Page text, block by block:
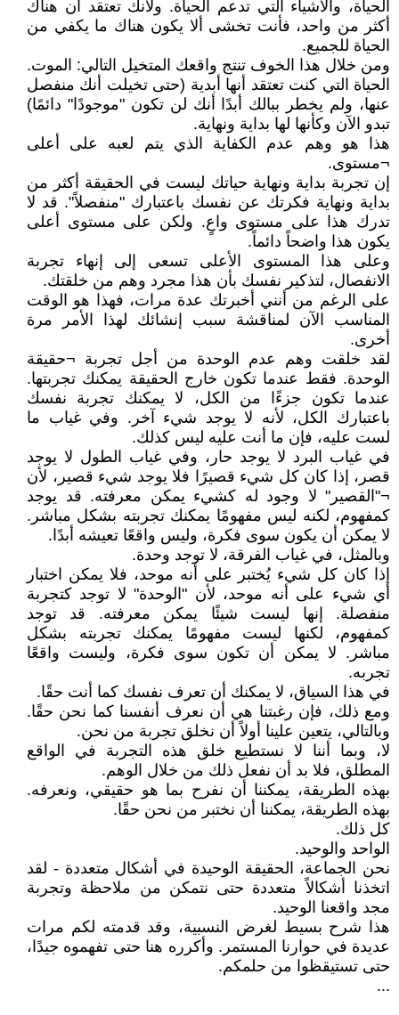
الحياة، والأشياء التي تدعم الحياة. ولأنك تعتقد أن هناك
أكثر من واحد، فأنت تخشى ألا يكون هناك ما يكفي من
الحياة للجميع.
ومن خلال هذا الخوف تنتج واقعك المتخيل التالي: الموت.
الحياة التي كنت تعتقد أنها أبدية (حتى تخيلت أنك منفصل
عنها، ولم يخطر ببالك أبدًا أنك لن تكون "موجودًا" دائمًا)
تبدو الآن وكأنها لها بداية ونهاية.
هذا هو وهم عدم الكفاية الذي يتم لعبه على أعلى
¬مستوى.
إن تجربة بداية ونهاية حياتك ليست في الحقيقة أكثر من
بداية ونهاية فكرتك عن نفسك باعتبارك "منفصلاً". قد لا
تدرك هذا على مستوى واعٍ. ولكن على مستوى أعلى
يكون هذا واضحاً دائماً.
وعلى هذا المستوى الأعلى تسعى إلى إنهاء تجربة
الانفصال، لتذكير نفسك بأن هذا مجرد وهم من خلقتك.
على الرغم من أنني أخبرتك عدة مرات، فهذا هو الوقت
المناسب الآن لمناقشة سبب إنشائك لهذا الأمر مرة
أخرى.
لقد خلقت وهم عدم الوحدة من أجل تجربة ¬حقيقة
الوحدة. فقط عندما تكون خارج الحقيقة يمكنك تجربتها.
عندما تكون جزءًا من الكل، لا يمكنك تجربة نفسك
باعتبارك الكل، لأنه لا يوجد شيء آخر. وفي غياب ما
لست عليه، فإن ما أنت عليه ليس كذلك.
في غياب البرد لا يوجد حار، وفي غياب الطول لا يوجد
قصر، إذا كان كل شيء قصيرًا فلا يوجد شيء قصير، لأن
¬"القصير" لا وجود له كشيء يمكن معرفته. قد يوجد
كمفهوم، لكنه ليس مفهومًا يمكنك تجربته بشكل مباشر.
لا يمكن أن يكون سوى فكرة، وليس واقعًا تعيشه أبدًا.
وبالمثل، في غياب الفرقة، لا توجد وحدة.
إذا كان كل شيء يُختبر على أنه موحد، فلا يمكن اختبار
أي شيء على أنه موحد، لأن "الوحدة" لا توجد كتجربة
منفصلة. إنها ليست شيئًا يمكن معرفته. قد توجد
كمفهوم، لكنها ليست مفهومًا يمكنك تجربته بشكل
مباشر. لا يمكن أن تكون سوى فكرة، وليست واقعًا
تجربه.
في هذا السياق، لا يمكنك أن تعرف نفسك كما أنت حقًا.
ومع ذلك، فإن رغبتنا هي أن نعرف أنفسنا كما نحن حقًا.
وبالتالي، يتعين علينا أولاً أن نخلق تجربة من نحن.
لا، وبما أننا لا نستطيع خلق هذه التجربة في الواقع
المطلق، فلا بد أن نفعل ذلك من خلال الوهم.
بهذه الطريقة، يمكننا أن نفرح بما هو حقيقي، ونعرفه.
بهذه الطريقة، يمكننا أن نختبر من نحن حقًا.
كل ذلك.
الواحد والوحيد.
نحن الجماعة، الحقيقة الوحيدة في أشكال متعددة - لقد
اتخذنا أشكالاً متعددة حتى نتمكن من ملاحظة وتجربة
مجد واقعنا الوحيد.
هذا شرح بسيط لغرض النسبية، وقد قدمته لكم مرات
عديدة في حوارنا المستمر. وأكرره هنا حتى تفهموه جيدًا،
حتى تستيقظوا من حلمكم.
...